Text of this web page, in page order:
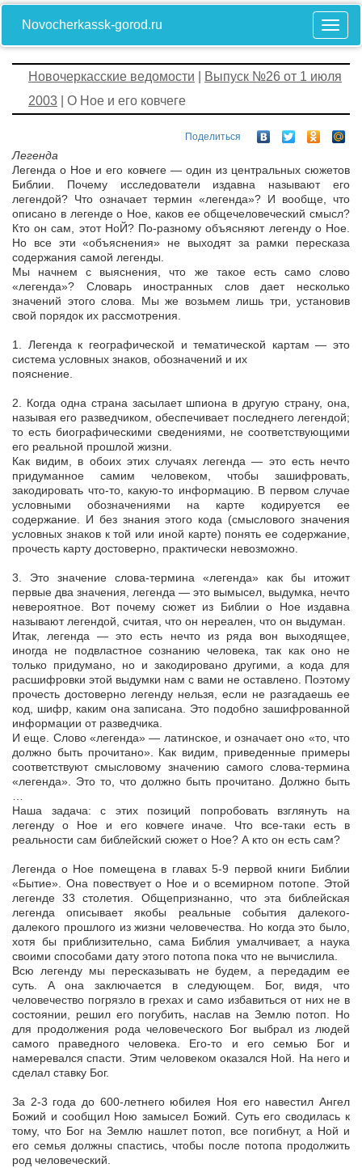
Novocherkassk-gorod.ru
Новочеркасские ведомости
Выпуск №26 от 1 июля
2003 | О Ное и его ковчеге
Поделиться
Легенда
Легенда о Ное и его ковчеге — один из центральных сюжетов
Библии. Почему исследователи издавна называют его
легендой? Что означает термин «легенда»? И вообще, что
описано в легенде о Ное, каков ее общечеловеческий смысл?
Кто он сам, этот НоЙ? По-разному объясняют легенду о Ное.
Но все эти «объяснения» не выходят за рамки пересказа
содержания самой легенды.
Мы начнем с выяснения, что же такое есть само слово
«легенда»? Словарь иностранных слов дает несколько
значений этого слова. Мы же возьмем лишь три, установив
свой порядок их рассмотрения.
1. Легенда к географической и тематической картам — это
система условных знаков, обозначений и их
пояснение.
2. Когда одна страна засылает шпиона в другую страну, она,
называя его разведчиком, обеспечивает последнего легендой;
то есть биографическими сведениями, не соответствующими
его реальной прошлой жизни.
Как видим, в обоих этих случаях легенда — это есть нечто
придуманное самим человеком, чтобы зашифровать,
закодировать что-то, какую-то информацию. В первом случае
условными обозначениями на карте кодируется ее
содержание. И без знания этого кода (смыслового значения
условных знаков к той или иной карте) понять ее содержание,
прочесть карту достоверно, практически невозможно.
3. Это значение слова-термина «легенда» как бы итожит
первые два значения, легенда — это вымысел, выдумка, нечто
невероятное. Вот почему сюжет из Библии о Ное издавна
называют легендой, считая, что он нереален, что он выдуман.
Итак, легенда — это есть нечто из ряда вон выходящее,
иногда не подвластное сознанию человека, так как оно не
только придумано, но и закодировано другими, а кода для
расшифровки этой выдумки нам с вами не оставлено. Поэтому
прочесть достоверно легенду нельзя, если не разгадаешь ее
код, шифр, каким она записана. Это подобно зашифрованной
информации от разведчика.
И еще. Слово «легенда» — латинское, и означает оно «то, что
должно быть прочитано». Как видим, приведенные примеры
соответствуют смысловому значению самого слова-термина
«легенда». Это то, что должно быть прочитано. Должно быть
…
Наша задача: с этих позиций попробовать взглянуть на
легенду о Ное и его ковчеге иначе. Что все-таки есть в
реальности сам библейский сюжет о Ное? А кто он есть сам?
Легенда о Ное помещена в главах 5-9 первой книги Библии
«Бытие». Она повествует о Ное и о всемирном потопе. Этой
легенде 33 столетия. Общепризнанно, что эта библейская
легенда описывает якобы реальные события далекого-
далекого прошлого из жизни человечества. Но когда это было,
хотя бы приблизительно, сама Библия умалчивает, а наука
своими способами дату этого потопа пока что не вычислила.
Всю легенду мы пересказывать не будем, а передадим ее
суть. А она заключается в следующем. Бог, видя, что
человечество погрязло в грехах и само избавиться от них не в
состоянии, решил его погубить, наслав на Землю потоп. Но
для продолжения рода человеческого Бог выбрал из людей
самого праведного человека. Его-то и его семью Бог и
намеревался спасти. Этим человеком оказался Ной. На него и
сделал ставку Бог.
За 2-3 года до 600-летнего юбилея Ноя его навестил Ангел
Божий и сообщил Ною замысел Божий. Суть его сводилась к
тому, что Бог на Землю нашлет потоп, все погибнут, а Ной и
его семья должны спастись, чтобы после потопа продолжить
род человеческий.